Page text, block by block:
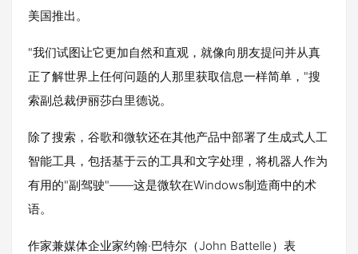
美国推出。
"我们试图让它更加自然和直观，就像向朋友提问并从真
正了解世界上任何问题的人那里获取信息一样简单，"搜
索副总裁伊丽莎白里德说。
除了搜索，谷歌和微软还在其他产品中部署了生成式人工
智能工具，包括基于云的工具和文字处理，将机器人作为
有用的"副驾驶"——这是微软在Windows制造商中的术
语。
作家兼媒体企业家约翰·巴特尔（John Battelle）表